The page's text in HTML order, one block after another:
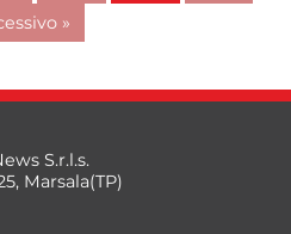
»
S.r.l.s.
Marsala(TP)